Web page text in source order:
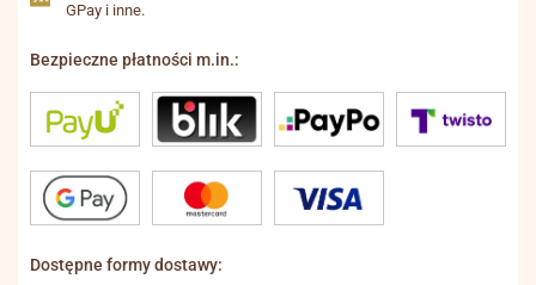
GPay i inne.
Bezpieczne płatności m.in.:
Dostępne formy dostawy: